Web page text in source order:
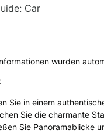
Car
wurden
:
Sie in einem
Sie die charmante
Sie Panoramablicke